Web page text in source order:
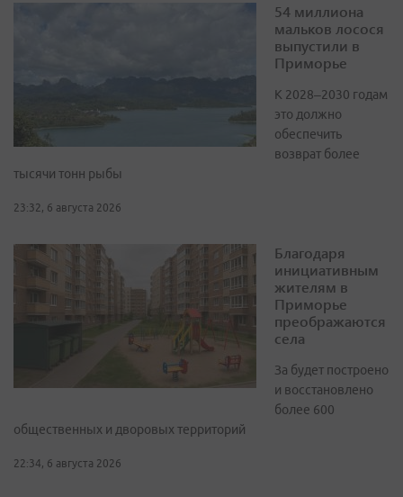
54 миллиона
мальков лосося
выпустили в
Приморье
К 2028–2030 годам
это должно
обеспечить
возврат более
тысячи тонн рыбы
23:32, 6 августа 2026
Благодаря
инициативным
жителям в
Приморье
преображаются
села
За будет построено
и восстановлено
более 600
общественных и дворовых территорий
22:34, 6 августа 2026